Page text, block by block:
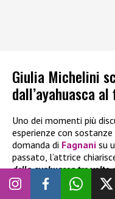
Giulia Michelini
dall’ayahuasca
Uno dei momenti più
esperienze con
domanda di Fagnani su
passato, l’attrice
della ayahuasca tre
di fila, ho avuto le visioni…
sincerità disarmante. Il